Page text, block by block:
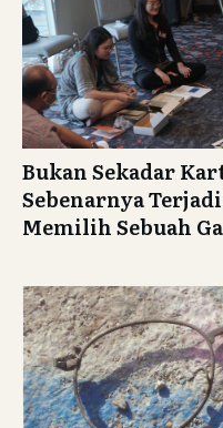
Bukan Sekadar
Sebenarnya
Memilih Sebuah